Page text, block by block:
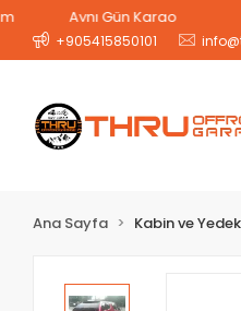
Aynı Gün Kargo
+905415850101
Ana Sayfa Kabin ve